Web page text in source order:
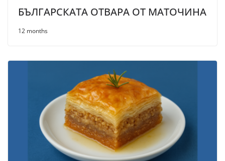
БЪЛГАРСКАТА ОТВАРА ОТ МАТОЧИНА
12 months